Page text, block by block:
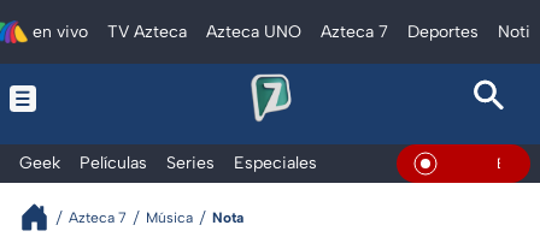
en vivo TV Azteca Azteca UNO Azteca 7 Deportes
Geek Películas Series Especiales En Vivo
Azteca 7 Música Nota